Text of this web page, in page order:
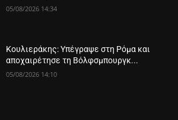
05/08/2026 14:34
Κουλιεράκης: Υπέγραψε στη Ρόμα και
αποχαιρέτησε τη Βόλφσμπουργκ...
05/08/2026 14:10